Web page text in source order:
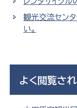
観光交流セン
い。
よく閲覧さ